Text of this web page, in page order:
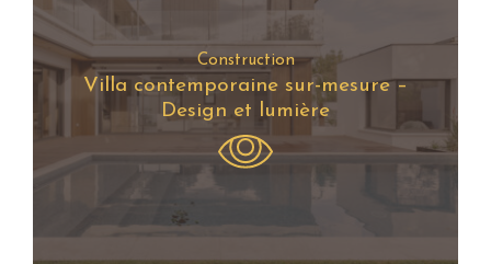
Construction
Villa contemporaine sur-mesure –
Design et lumière